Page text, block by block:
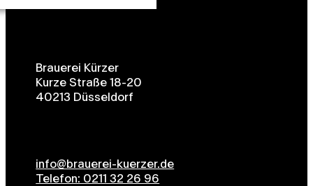
Brauerei Kürzer
Kurze Straße 18-20
40213 Düsseldorf
info@brauerei-kuerzer.de
Telefon: 0211 32 26 96